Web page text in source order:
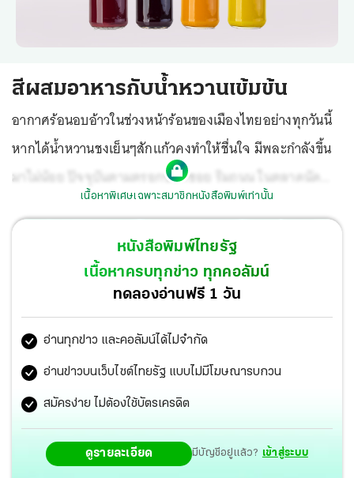
สีผสมอาหารกับน้ำหวานเข้มข้น
อากาศร้อนอบอ้าวในช่วงหน้าร้อนของเมืองไทยอย่างทุกวันนี้
หากได้น้ำหวานชงเย็นๆสักแก้วคงทำให้ชื่นใจ มีพละกำลังขึ้น
มาไม่น้อย ปัจจุบันตามตรอกซอกซอย ริมถนน ในตลาดนัด
ห้างสรรพสินค้าต่างๆจะเห็นว่ามีร้านน้ำชง ที่มีขวดน้ำหวานเข้ม
ข้นสีสันสดใสหลากหลายสีสัน และกลิ่นรสให้เลือกซื้อ สีสันที่
สวยสดใสของน้ำหวานเข้มข้น เช่น สีแดง สีเหลือง สีเขียว
สีน้ำเงินนั้น ส่วนใหญ่มาจากการใส่สีผสมอาหารสังเคราะห์
ปกติกฎหมายของไทยอนุญาตให้ใช้สีผสมอาหารสังเคราะห์
ได้ แต่ต้องเป็นชนิดที่กฎหมายอนุญาตให้ใช้และใช้ในปริมาณ
ที่กำหนดเท่านั้น
เนื้อหาพิเศษเฉพาะสมาชิกหนังสือพิมพ์เท่านั้น
หนังสือพิมพ์ไทยรัฐ
เนื้อหาครบทุกข่าว ทุกคอลัมน์
ทดลองอ่านฟรี 1 วัน
อ่านทุกข่าว และคอลัมน์ได้ไม่จำกัด
อ่านข่าวบนเว็บไซต์ไทยรัฐ แบบไม่มีโฆษณารบกวน
สมัครง่าย ไม่ต้องใช้บัตรเครดิต
ดูรายละเอียด มีบัญชีอยู่แล้ว? เข้าสู่ระบบ